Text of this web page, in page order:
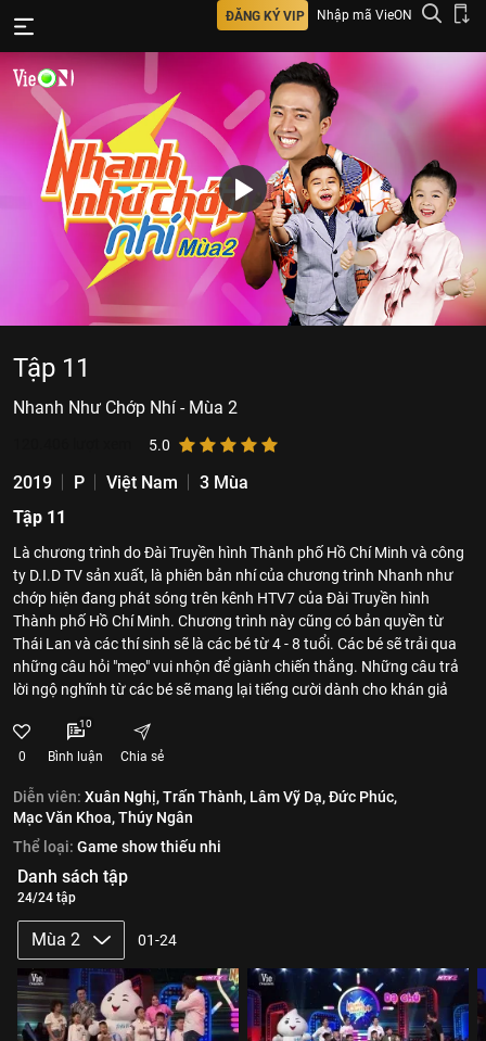
ĐĂNG KÝ VIP Nhập mã VieON
Tập 11
Nhanh Như Chớp Nhí - Mùa 2
5.0
2019 P Việt Nam
3 Mùa
Tập 11
Là chương trình do Đài Truyền hình Thành phố Hồ Chí Minh và công
ty D.I.D TV sản xuất, là phiên bản nhí của chương trình Nhanh như
chớp hiện đang phát sóng trên kênh HTV7 của Đài Truyền hình
Thành phố Hồ Chí Minh. Chương trình này cũng có bản quyền từ
Thái Lan và các thí sinh sẽ là các bé từ 4 - 8 tuổi. Các bé sẽ trải qua
những câu hỏi "mẹo" vui nhộn để giành chiến thắng. Những câu trả
lời ngộ nghĩnh từ các bé sẽ mang lại tiếng cười dành cho khán giả
0
10
Bình luận Chia sẻ
Diễn viên: Xuân Nghị,Trấn Thành, Lâm Vỹ Dạ,Đức Phúc,
Mạc Văn Khoa,Thúy Ngân
Thể loại: Game show thiếu nhi
Danh sách tập
24/24 tập
Mùa 2 01-24